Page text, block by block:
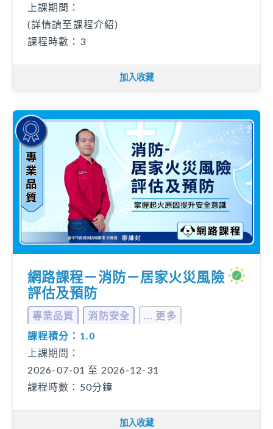
上課期間：
(詳情請至課程介紹)
課程時數：3
加入收藏
網路課程－消防－居家火災風險
評估及預防
專業品質 消防安全
... 更多
課程積分：1.0
上課期間：
2026-07-01 至 2026-12-31
課程時數：50分鐘
加入收藏